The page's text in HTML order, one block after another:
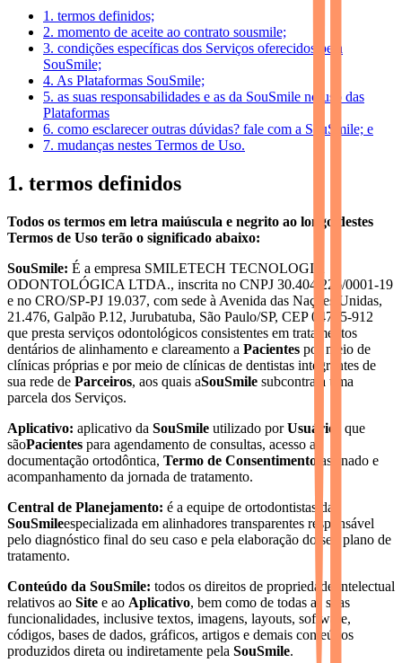
1. termos definidos;
2. momento de aceite ao contrato sousmile;
3. condições específicas dos Serviços oferecidos pela
SouSmile;
4. As Plataformas SouSmile;
5. as suas responsabilidades e as da SouSmile no uso das
Plataformas
6. como esclarecer outras dúvidas? fale com a SouSmile; e
7. mudanças nestes Termos de Uso.
1. termos definidos
Todos os termos em letra maiúscula e negrito ao longo destes
Termos de Uso terão o significado abaixo:
SouSmile: É a empresa SMILETECH TECNOLOGIA
ODONTOLÓGICA LTDA., inscrita no CNPJ 30.404.226/0001-19
e no CRO/SP-PJ 19.037, com sede à Avenida das Nações Unidas,
21.476, Galpão P.12, Jurubatuba, São Paulo/SP, CEP 04795-912
que presta serviços odontológicos consistentes em tratamentos
dentários de alinhamento e clareamento a Pacientes por meio de
clínicas próprias e por meio de clínicas de dentistas integrantes de
sua rede de Parceiros, aos quais aSouSmile subcontrata uma
parcela dos Serviços.
Aplicativo: aplicativo da SouSmile utilizado porUsuários
que
sãoPacientes para agendamento de consultas, acesso a
documentação ortodôntica, Termo de Consentimento assinado e
acompanhamento da jornada de tratamento.
Central de Planejamento: é a equipe de ortodontistas da
SouSmileespecializada em alinhadores transparentes responsável
pelo diagnóstico final do seu caso e pela elaboração do seu plano de
tratamento.
Conteúdo da SouSmile: todos os direitos de propriedade intelectual
relativos ao Site e ao Aplicativo, bem como de todas as suas
funcionalidades, inclusive textos, imagens, layouts, software,
códigos, bases de dados, gráficos, artigos e demais conteúdos
produzidos direta ou indiretamente pela SouSmile.